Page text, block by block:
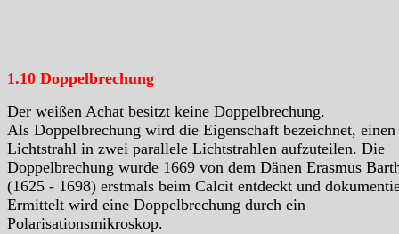
1.10 Doppelbrechung
Der weißen Achat besitzt keine Doppelbrechung.
Als Doppelbrechung wird die Eigenschaft bezeichnet, einen
Lichtstrahl in zwei parallele Lichtstrahlen aufzuteilen. Die
Doppelbrechung wurde 1669 von dem Dänen Erasmus
(1625 - 1698) erstmals beim Calcit entdeckt und
Ermittelt wird eine Doppelbrechung durch ein
Polarisationsmikroskop.